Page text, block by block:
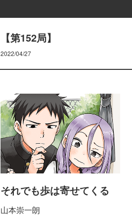
【第152局】
2022/04/27
それでも歩は寄せてくる
山本崇一朗